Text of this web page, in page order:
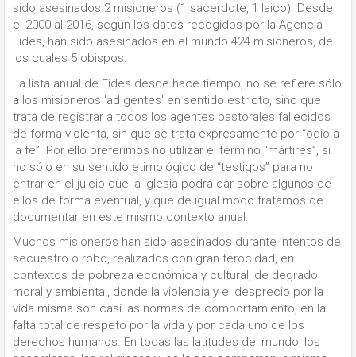
sido asesinados 2 misioneros (1 sacerdote, 1 laico). Desde
el 2000 al 2016, según los datos recogidos por la Agencia
Fides, han sido asesinados en el mundo 424 misioneros, de
los cuales 5 obispos.
La lista anual de Fides desde hace tiempo, no se refiere sólo
a los misioneros 'ad gentes' en sentido estricto, sino que
trata de registrar a todos los agentes pastorales fallecidos
de forma violenta, sin que se trata expresamente por “odio a
la fe”. Por ello preferimos no utilizar el término “mártires”, si
no sólo en su sentido etimológico de “testigos” para no
entrar en el juicio que la Iglesia podrá dar sobre algunos de
ellos de forma eventual, y que de igual modo tratamos de
documentar en este mismo contexto anual.
Muchos misioneros han sido asesinados durante intentos de
secuestro o robo, realizados con gran ferocidad, en
contextos de pobreza económica y cultural, de degrado
moral y ambiental, donde la violencia y el desprecio por la
vida misma son casi las normas de comportamiento, en la
falta total de respeto por la vida y por cada uno de los
derechos humanos. En todas las latitudes del mundo, los